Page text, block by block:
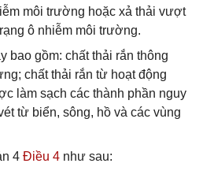
môi trường hoặc xả thải vượt
ô nhiễm môi trường.
bao gồm: chất thải rắn thông
chất thải rắn từ hoạt động
làm sạch các thành phần nguy
từ biển, sông, hồ và các vùng
4 Điều 4 như sau: